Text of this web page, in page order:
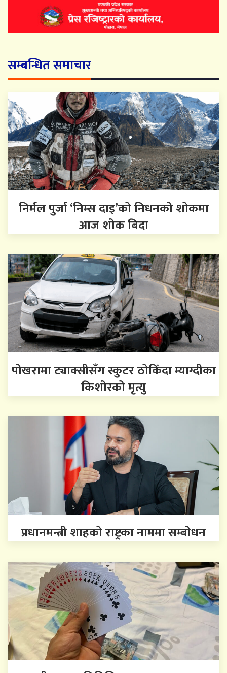
सम्बन्धित समाचार
निर्मल पुर्जा ‘निम्स दाइ’को निधनको शोकमा
आज शोक बिदा
पोखरामा ट्याक्सीसँग स्कुटर ठोकिँदा म्याग्दीका
किशोरको मृत्यु
प्रधानमन्त्री शाहको राष्ट्रका नाममा सम्बोधन